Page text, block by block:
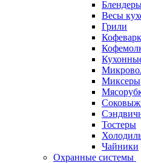
Весы
Грили
Миксеры
Тостеры
Чайники
Охранные системы